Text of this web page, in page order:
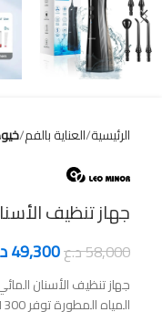
الرئيسية العناية بالفم
جهاز تنظيف
58,000د.ع49,300